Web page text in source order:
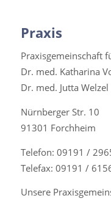
Praxis
Praxisgemeinschaft
Dr. med. Katharina
Dr. med. Jutta Welzel
Nürnberger Str. 10
91301 Forchheim
Telefon: 09191 /
Telefax: 09191 /
Unsere